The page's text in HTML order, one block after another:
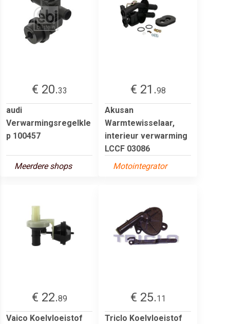
€ 20.33
audi
Verwarmingsregelkle
p 100457
Meerdere shops
€ 21.98
Akusan
Warmtewisselaar,
interieur verwarming
LCCF 03086
Motointegrator
€ 22.89
Vaico Koelvloeistof
€ 25.11
Triclo Koelvloeistof